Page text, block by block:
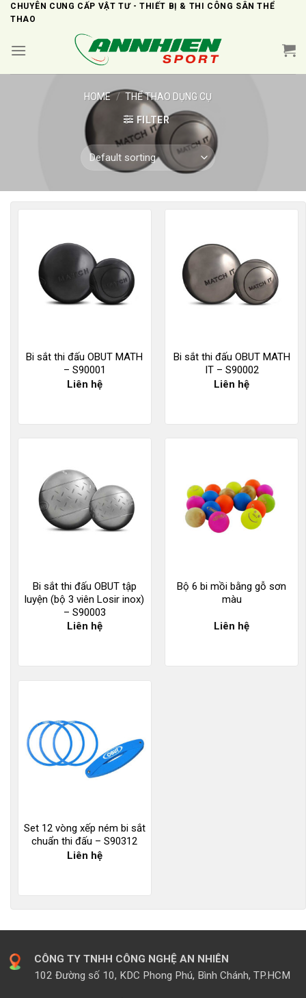
SkipCHUYÊN CUNG CẤP VẬT TƯ - THIẾT BỊ & THI CÔNG SÂN THỂ
THAO
HOME / THỂ THAO DỤNG CỤ
FILTER
Bi sắt thi đấu OBUT MATH
– S90001
Liên hệ
Bi sắt thi đấu OBUT MATH
IT – S90002
Liên hệ
Bi sắt thi đấu OBUT tập
luyện (bộ 3 viên Losir inox)
– S90003
Liên hệ
Bộ 6 bi mồi bằng gỗ sơn
màu
Liên hệ
Set 12 vòng xếp ném bi sắt
chuẩn thi đấu – S90312
Liên hệ
CÔNG TY TNHH CÔNG NGHỆ AN NHIÊN
102 Đường số 10, KDC Phong Phú, Bình Chánh, TP.HCM